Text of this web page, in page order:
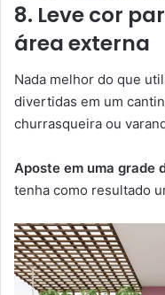
8. Leve cor
área externa
Nada melhor do que
divertidas em um
churrasqueira ou
Aposte em uma grade
tenha como resultado